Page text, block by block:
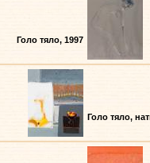
Голо тяло, 1997
Голо тяло,